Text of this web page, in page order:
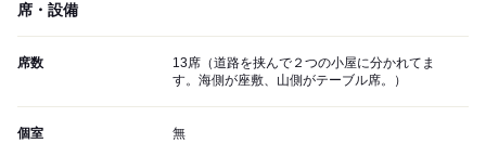
席・設備
席数
13席（道路を挟んで２つの小屋に分かれてま
す。海側が座敷、山側がテーブル席。）
個室 無